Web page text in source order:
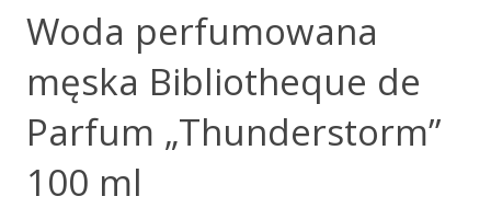
Woda perfumowana
męska Bibliotheque de
Parfum „Thunderstorm”
100 ml